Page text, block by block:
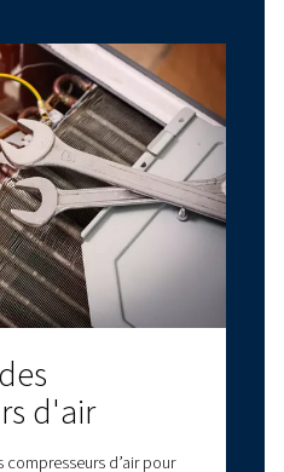
compresseur
le bon
pour des
et une